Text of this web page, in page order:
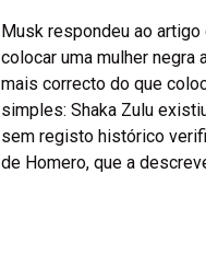
Musk respondeu ao
colocar uma mulher negra
mais correcto do que
simples: Shaka Zulu
sem registo histórico
de Homero, que a